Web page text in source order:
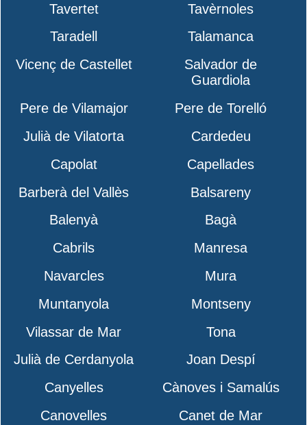
Tavertet
Tavèrnoles
Taradell
Talamanca
Vicenç de Castellet
Salvador de
Guardiola
Pere de Vilamajor
Pere de Torelló
Julià de Vilatorta
Cardedeu
Capolat
Capellades
Barberà del Vallès
Balsareny
Balenyà
Bagà
Cabrils
Manresa
Navarcles
Mura
Muntanyola
Montseny
Vilassar de Mar
Tona
Julià de Cerdanyola
Joan Despí
Canyelles
Cànoves i Samalús
Canovelles
Canet de Mar